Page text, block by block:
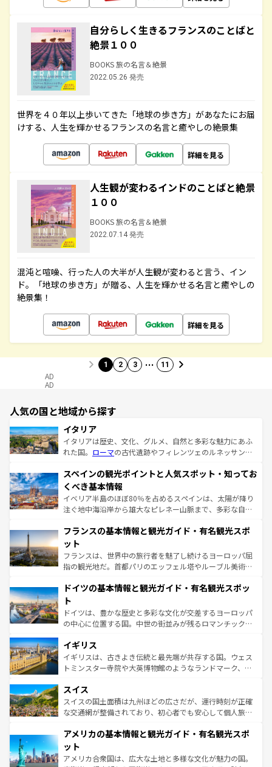
自分らしく生きるフランスのことばと
絶景１００
BOOKS 旅の名言＆絶景
2022.05.26 発売
世界を４０年以上歩いてきた「地球の歩き方」があなたにお届
けする、人生を輝かせるフランスの名言と癒やしの絶景集
詳細を見る
人生観が変わるインドのことばと絶景
１００
BOOKS 旅の名言＆絶景
2022.07.14 発売
混沌と喧噪、行った人の大半が人生観が変わると言う、イン
ド。「地球の歩き方」が贈る、人生を輝かせる名言と癒やしの
絶景集！
詳細を見る
1 2 3 … 11
AD
AD
人気の国と地域から探す
イタリア
イタリアは歴史、文化、グルメ、自然と多彩な魅力にあふ
れた国。 ローマの古代遺跡やフィレンツェのルネッサンス
ろん、トスカーナの美しい田園風景やアマルフィ海岸の絶
景など、自然景観も見逃せない。観光の合間には、本場の
ピザやパスタなど、絶品のイタリア料理を堪能することも
できる。朝目覚めてから夜眠るまで、すべての瞬間を楽し
なお、新着のイタリア情報はコンテンツ一覧を参照してほ
しい。
スペインの観光ポイントと人気スポット・知ってお
くべき基本情報
イベリア半島のほぼ80％を占めるスペインは、太陽が降り
注ぐ地中海沿岸から雄大なピレネー山脈まで、多彩な自然
文化が根付くこの国では、情熱的なフラメンコ、熱気あふ
れる闘牛、そして美味しいタパスが生活の一部となってい
る。首都マドリードの洗練された雰囲気や、バルセロナの
アートに溢れた街角から、地方では古代ローマ遺跡や中世
せる。地方によって風土や気候が異なるスペインはその個
ンテンツ一覧 を参照してほしい。
フランスの基本情報と観光ガイド・有名観光スポ
ット
フランスは、世界中の旅行者を魅了し続けるヨーロッパ屈
指の観光地だ。首都パリのエッフェル塔やルーブル美術館
で、幅広い魅力が詰まっている。華麗な宮殿、歴史的な大
聖堂、美しいビーチ、そして豊かな自然が、訪れる者を心
から魅了する。また、フランスは美食の国としても知ら
れ、フランス料理はユネスコ無形文化遺産にも登録されて
香り高いラベンダー畑など、多彩な楽しみ方が可能だ。さ
らに、パリ以外の地域にも魅力が溢れており、どの街角に
も豊かな歴史と文化が息づいている。パリ以外の個性あふ
を参照してほしい。
ドイツの基本情報と観光ガイド・有名観光スポッ
ト
ドイツは、豊かな歴史と多彩な文化が交差するヨーロッパ
の中心に位置する国。中世の街並みが残るロマンチック街
顔を持つこの国は、どこを歩いても飽きることがない。ベ
ルリンの文化的活気、バイエルン州のアルプスの絶景、そ
してライン川沿いのワイン畑といった風景は必見。ビール
は、お酒好きな人にはぜひ体験してほしい。 なお、新着の
ドイツ情報はコンテンツ一覧を参照してほしい。
イギリス
イギリスは、古きよき伝統と最先端が共存する国。ウェス
トミンスター寺院や大英博物館のようなランドマーク、歴
リアごとに異なる魅力がある。また、優雅なアフタヌーン
ティー、ビール好きにはたまらない英国パブ、サッカー観
戦など、本場だからこそできる体験も豊富。イギリスを旅
ンツ一覧を参照してほしい。
スイス
スイスの国土面積は九州ほどの広さだが、運行時刻が正確
な交通網が整備されており、初心者でも安心して個人旅行
の建物がそのまま残る町や、スイスならではのユニークな
博物館もあり、アルプス観光だけでなく町歩きも満喫する
ことができる。国民の所得が高いため物価も高いが、旅行
アメリカの基本情報と観光ガイド・有名観光スポ
ット
アメリカ合衆国は、広大な土地と多様な文化が魅力の国。